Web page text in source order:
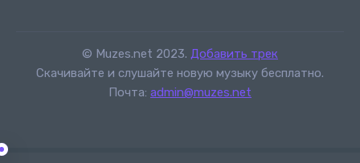
© Muzes.net 2023. Добавить трек
Скачивайте и слушайте новую музыку бесплатно.
Почта: admin@muzes.net